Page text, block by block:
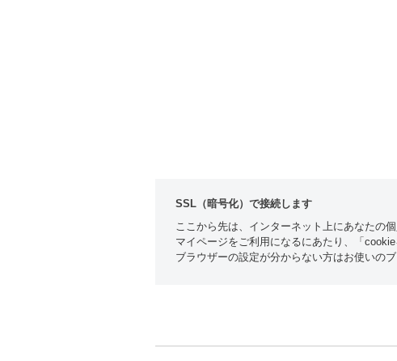
SSL（暗号化）で接続します
ここから先は、インターネット上にあなたの
マイページをご利用になるにあたり、「
ブラウザーの設定が分からない方はお使いの